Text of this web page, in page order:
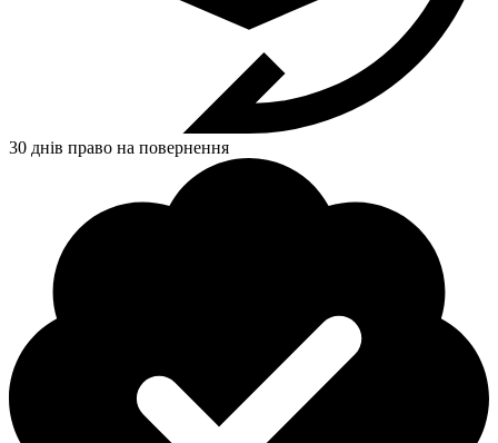
30 днів право на повернення